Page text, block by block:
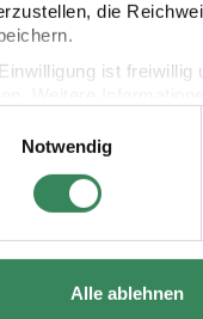
die
ist freiwillig
Datenschutz
Notwendig
Alle ablehnen
Pink 4x100 Blatt
Paper Poetry
Hersteller:
Rico Design